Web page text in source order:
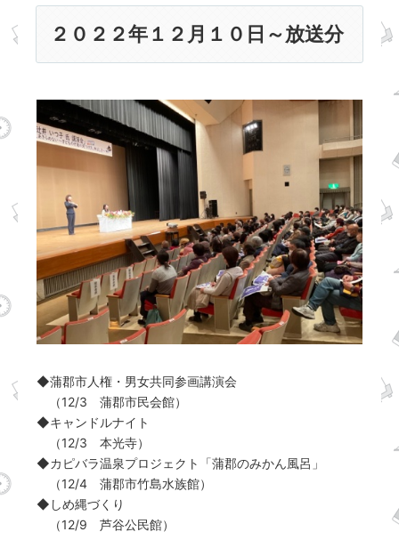
２０２２年１２月１０日～放送分
◆蒲郡市人権・男女共同参画講演会
（12/3 蒲郡市民会館）
◆キャンドルナイト
（12/3 本光寺）
◆カピバラ温泉プロジェクト「蒲郡のみかん風呂」
（12/4 蒲郡市竹島水族館）
◆しめ縄づくり
（12/9 芦谷公民館）